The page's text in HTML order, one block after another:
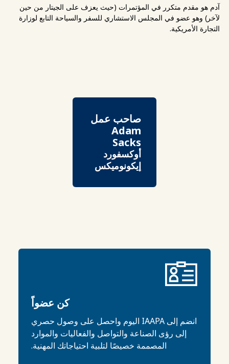
آدم هو مقدم متكرر في المؤتمرات (حيث يعزف على الجيتار من حين
لآخر) وهو عضو في المجلس الاستشاري للسفر والسياحة التابع لوزارة
التجارة الأمريكية.
صاحب عمل
Adam
Sacks
أوكسفورد
إيكونوميكس
كن عضواً
انضم إلى IAAPA اليوم واحصل على وصول حصري
إلى رؤى الصناعة والتواصل والفعاليات والموارد
المصممة خصيصًا لتلبية احتياجاتك المهنية.